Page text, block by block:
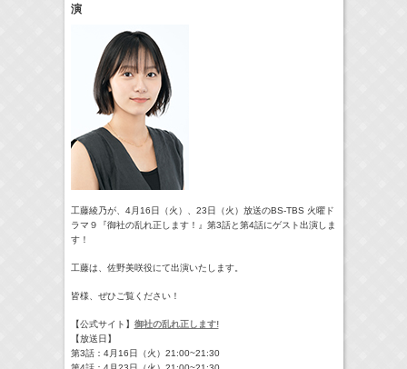
09:54-
( TV )
11:45-12:45
スクール革命！
> More
演
工藤綾乃が、4月16日（火）、23日（火）放送のBS-TBS 火曜ド
ラマ９『御社の乱れ正します！』第3話と第4話にゲスト出演しま
す！
工藤は、佐野美咲役にて出演いたします。
皆様、ぜひご覧ください！
【公式サイト】 御社の乱れ正します!
【放送日】
第3話：4月16日（火）21:00~21:30